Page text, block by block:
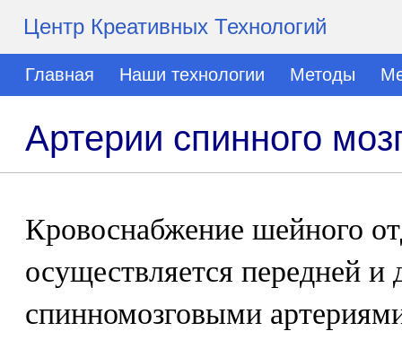
Центр Креативных Технологий
Главная Наши технологии Методы
Артерии спинного
Кровоснабжение шейного
осуществляется передней и
спинномозговыми